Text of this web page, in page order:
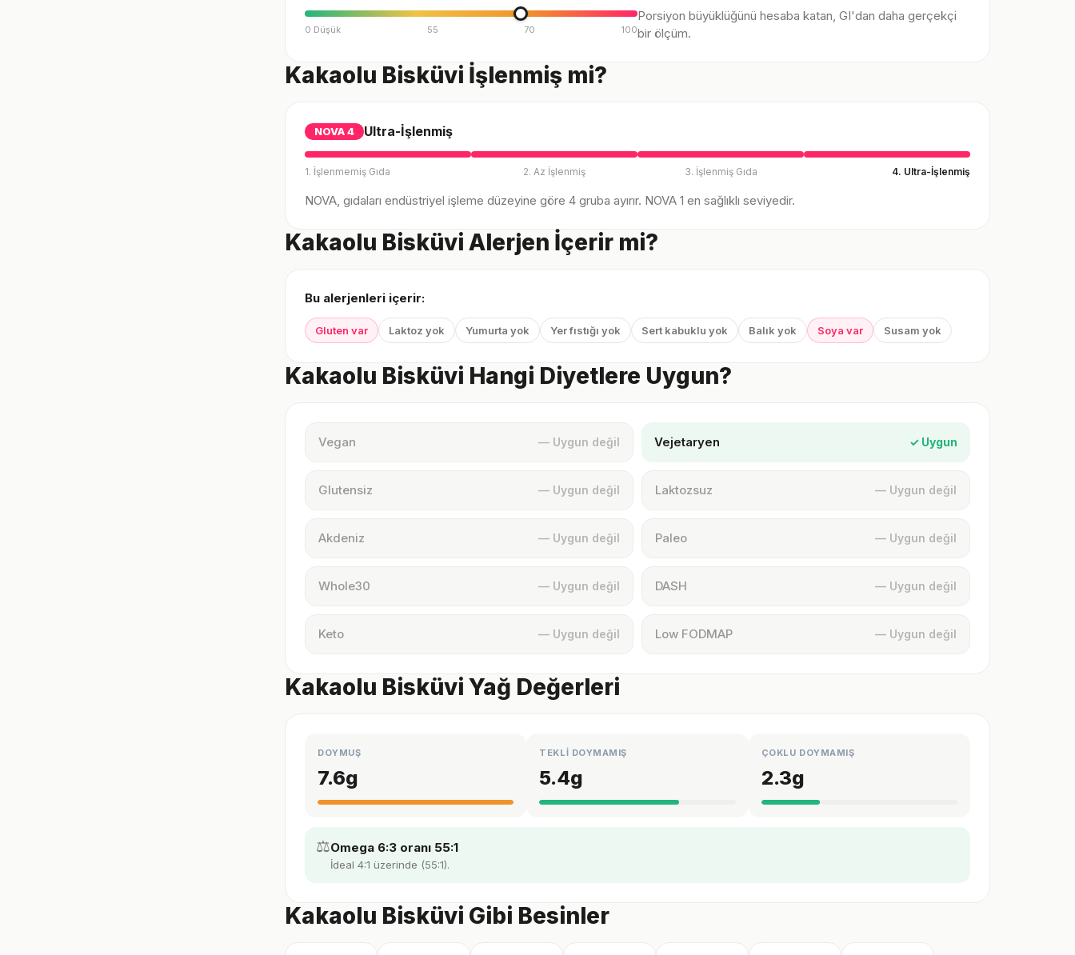
0 Düşük 55 70 100
Porsiyon büyüklüğünü hesaba katan, GI'dan daha gerçekçi
bir ölçüm.
Kakaolu Bisküvi İşlenmiş mi?
NOVA4 Ultra-İşlenmiş
1. İşlenmemiş Gıda 2. Az İşlenmiş 3. İşlenmiş Gıda 4. Ultra-İşlenmiş
NOVA, gıdaları endüstriyel işleme düzeyine göre 4 gruba ayırır. NOVA 1 en sağlıklı seviyedir.
Kakaolu Bisküvi Alerjen İçerir mi?
Bu alerjenleri içerir:
Gluten var Laktoz yok Yumurta yok Yer fıstığı yok Sert kabuklu yok Balık yok Soya var Susam yok
Kakaolu Bisküvi Hangi Diyetlere Uygun?
Vegan — Uygun değil Vejetaryen ✓ Uygun
Glutensiz — Uygun değil Laktozsuz — Uygun değil
Akdeniz — Uygun değil Paleo — Uygun değil
Whole30 — Uygun değil DASH — Uygun değil
Keto — Uygun değil Low FODMAP — Uygun değil
Kakaolu Bisküvi Yağ Değerleri
DOYMUŞ
7.6g
TEKLİ DOYMAMIŞ
5.4g
ÇOKLU DOYMAMIŞ
2.3g
⚖️Omega 6:3 oranı 55:1
İdeal 4:1 üzerinde (55:1).
Kakaolu Bisküvi Gibi Besinler